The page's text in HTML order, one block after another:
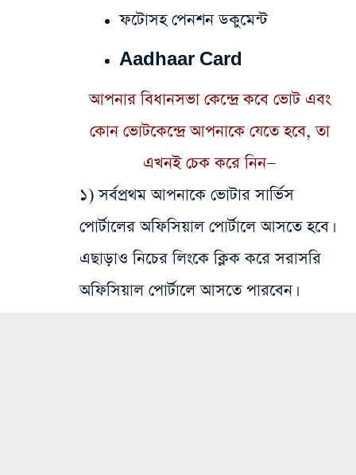
ফটোসহ পেনশন ডকুমেন্ট
Aadhaar Card
আপনার বিধানসভা কেন্দ্রে কবে ভোট এবং
কোন ভোটকেন্দ্রে আপনাকে যেতে হবে, তা
এখনই চেক করে নিন—
১) সর্বপ্রথম আপনাকে ভোটার সার্ভিস
পোর্টালের অফিসিয়াল পোর্টালে আসতে হবে।
এছাড়াও নিচের লিংকে ক্লিক করে সরাসরি
অফিসিয়াল পোর্টালে আসতে পারবেন।